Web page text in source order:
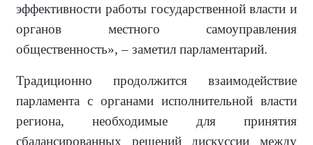
эффективности работы государственной власти и
органов местного самоуправления
общественность», – заметил парламентарий.
Традиционно продолжится взаимодействие
парламента с органами исполнительной власти
региона, необходимые для принятия
сбалансированных решений дискуссии между